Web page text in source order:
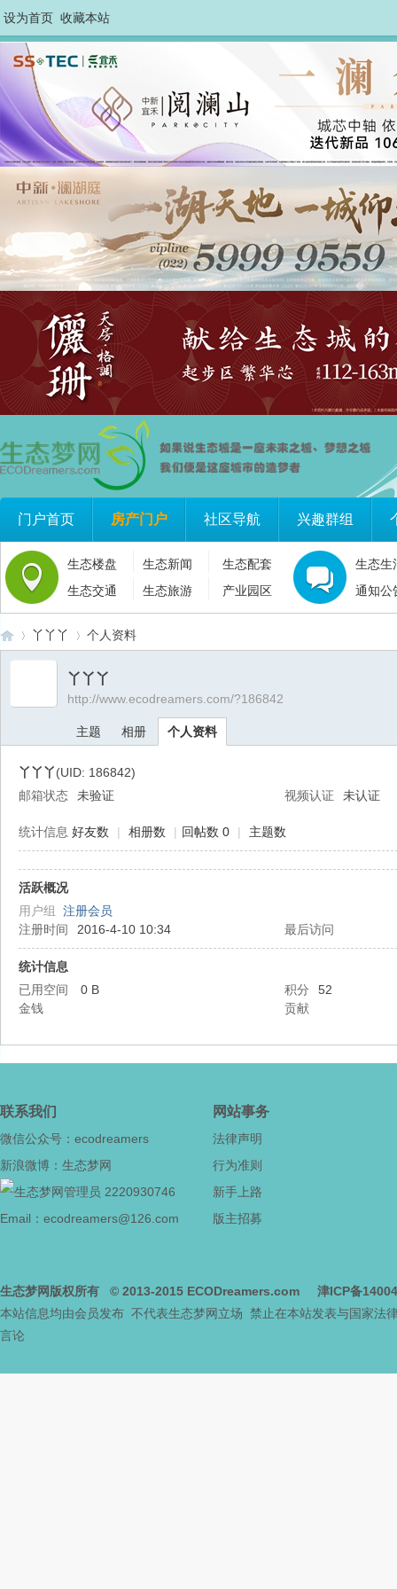
设为首页 收藏本站
门户首页 房产门户 社区导航 兴趣群组
生态楼盘 生态新闻
生态配套
生态交通
生态旅游 产业园区
生态生
通知公
梦
›
丫丫丫 个人资料
丫丫丫
http://www.ecodreamers.com/?186842
主题 相册 个人资料
丫丫丫(UID: 186842)
邮箱状态
未验证 视频认证 未认证
统计信息 好友数 | 相册数 | 回帖数 0 | 主题数
活跃概况
用户组 注册会员
注册时间
2016-4-10 10:34 最后访问
统计信息
已用空间
0 B 积分
52
金钱
贡献
联系我们
微信公众号：ecodreamers
新浪微博：生态梦网
2220930746
Email：ecodreamers@126.com
网站事务
法律声明
行为准则
新手上路
版主招募
生态梦网版权所有 © 2013-2015 ECODreamers.com
津ICP备
本站信息均由会员发布 不代表生态梦网立场 禁止在本站发表与国家法
言论